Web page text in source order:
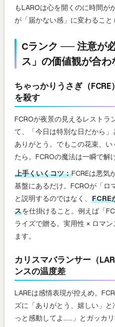
もLAROは心を開くのに時間が
が「届かない感」に変わること
Cランク ── 注意が
ス」の価値観が合わ
ちゃっかりうさぎ（
を殺す
FCROが夜景の見えるレストラ
て、「今日は特別な日だから」
ありがとう。でもこの花束、
たら。FCROの魔法は一瞬で解
上手くいくコツ：FCREは悪気
基盤にあるだけ。FCROが「ロ
と説明するのではなく、 FCRE
スを仕掛けること。例えば「
ライズで贈る。実用性 × ロマ
ます。
カリスマバランサー（
ンスの温度差
LAREは感情表現が控えめ。
ズに「ありがとう、嬉しい」
っと感動してよ……」とガッカリ